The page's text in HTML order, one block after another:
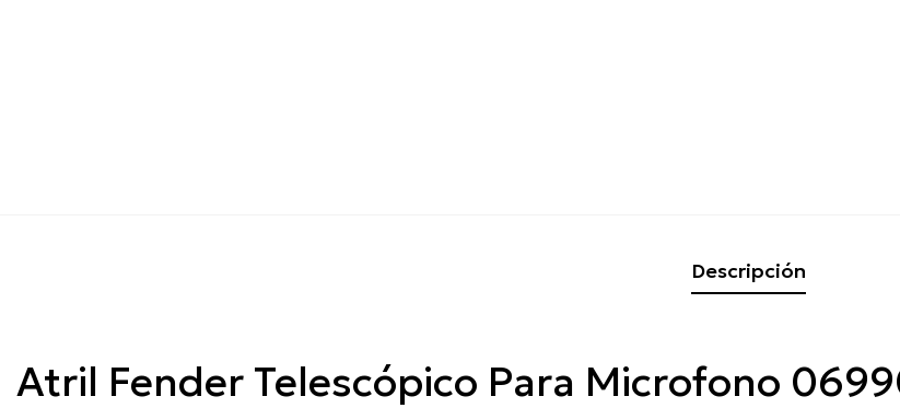
Descripción
Atril Fender Telescópico Para Microfono